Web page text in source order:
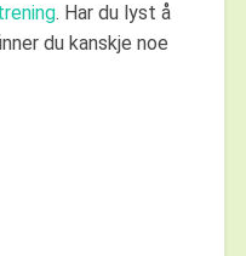
. Har du lyst å
du kanskje noe